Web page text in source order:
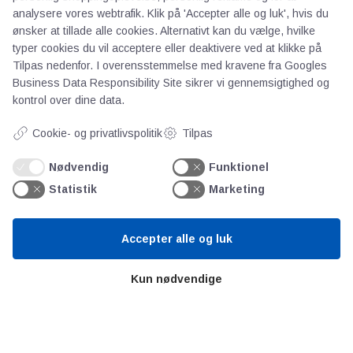
Persondata
Videncentre
Bitva
Videncentre
Litteratur
Forkortelser
Ståbi
analysere vores webtrafik. Klik på 'Accepter alle og luk', hvis du
ønsker at tillade alle cookies. Alternativt kan du vælge, hvilke
typer cookies du vil acceptere eller deaktivere ved at klikke på
Tilpas nedenfor. I overensstemmelse med kravene fra Googles
Business Data Responsibility Site sikrer vi gennemsigtighed og
kontrol over dine data.
Cookie- og privatlivspolitik Tilpas
Nødvendig
Funktionel
Statistik
Marketing
Kun nødvendige
Accepter alle og luk